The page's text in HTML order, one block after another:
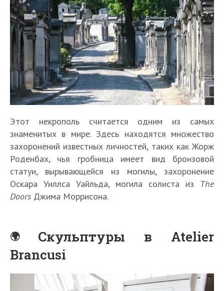
Этот некрополь считается одним из самых
знаменитых в мире. Здесь находятся множество
захоронений известных личностей, таких как Жорж
Роденбах, чья гробница имеет вид бронзовой
статуи, вырывающейся из могилы, захоронение
Оскара Уиллса Уайльда, могила солиста из The
Doors Джима Моррисона.
Скульптуры в Atelier
Brancusi